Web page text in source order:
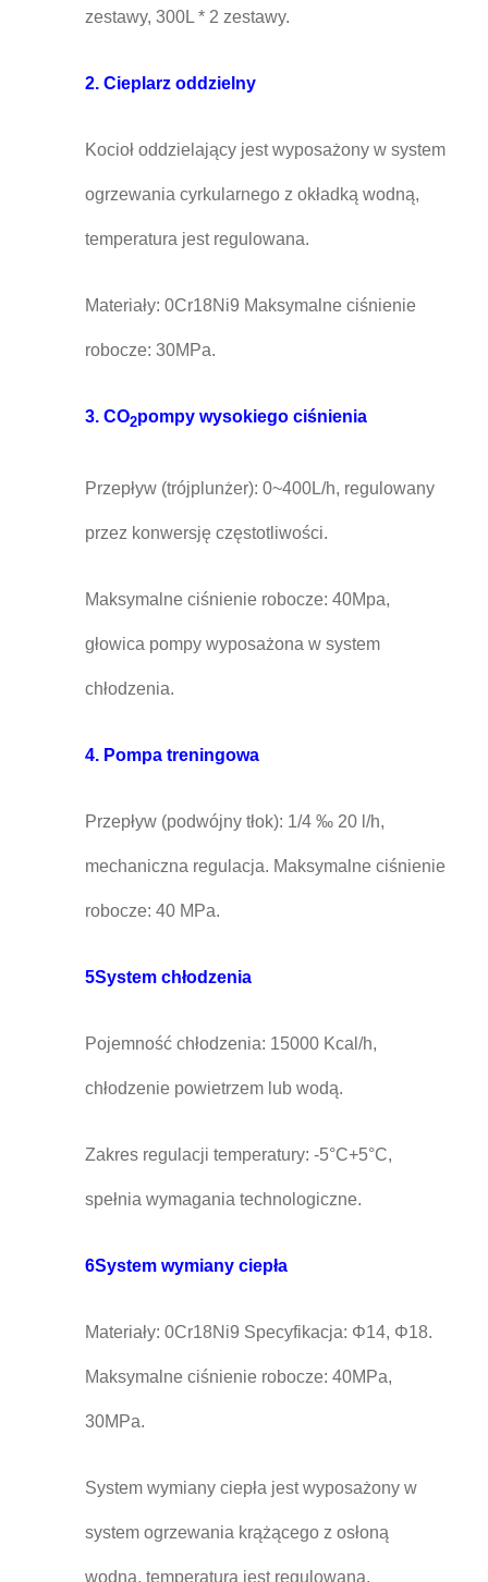
zestawy, 300L * 2 zestawy.
2. Cieplarz oddzielny
Kocioł oddzielający jest wyposażony w system
ogrzewania cyrkularnego z okładką wodną,
temperatura jest regulowana.
Materiały: 0Cr18Ni9 Maksymalne ciśnienie
robocze: 30MPa.
3. CO2pompy wysokiego ciśnienia
Przepływ (trójplunżer): 0~400L/h, regulowany
przez konwersję częstotliwości.
Maksymalne ciśnienie robocze: 40Mpa,
głowica pompy wyposażona w system
chłodzenia.
4. Pompa treningowa
Przepływ (podwójny tłok): 1/4 ‰ 20 l/h,
mechaniczna regulacja. Maksymalne ciśnienie
robocze: 40 MPa.
5System chłodzenia
Pojemność chłodzenia: 15000 Kcal/h,
chłodzenie powietrzem lub wodą.
Zakres regulacji temperatury: -5°C+5°C,
spełnia wymagania technologiczne.
6System wymiany ciepła
Materiały: 0Cr18Ni9 Specyfikacja: Φ14, Φ18.
Maksymalne ciśnienie robocze: 40MPa,
30MPa.
System wymiany ciepła jest wyposażony w
system ogrzewania krążącego z osłoną
wodną, temperatura jest regulowana.